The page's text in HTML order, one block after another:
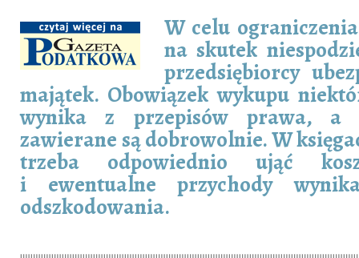
W celu
na skutek
przedsiębiorcy
majątek. Obowiązek wykupu
wynika z przepisów prawa, a
zawierane są dobrowolnie. W
trzeba odpowiednio ująć
i ewentualne przychody
odszkodowania.